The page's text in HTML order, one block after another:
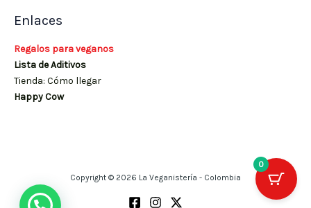
Enlaces
Regalos para veganos
Lista de Aditivos
Tienda: Cómo llegar
Happy Cow
Copyright © 2026 La Veganistería - Colombia
0